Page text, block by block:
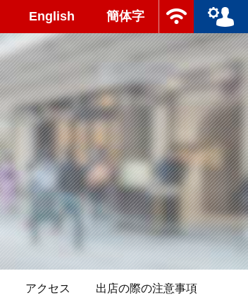
English 簡体字
アクセス 出店の際の注意事項